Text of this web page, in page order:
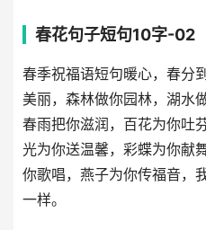
春花句子短句10字-02
春季祝福语短句暖心，春分
美丽，森林做你园林，湖水
春雨把你滋润，百花为你吐
光为你送温馨，彩蝶为你献
你歌唱，燕子为你传福音，
一样。